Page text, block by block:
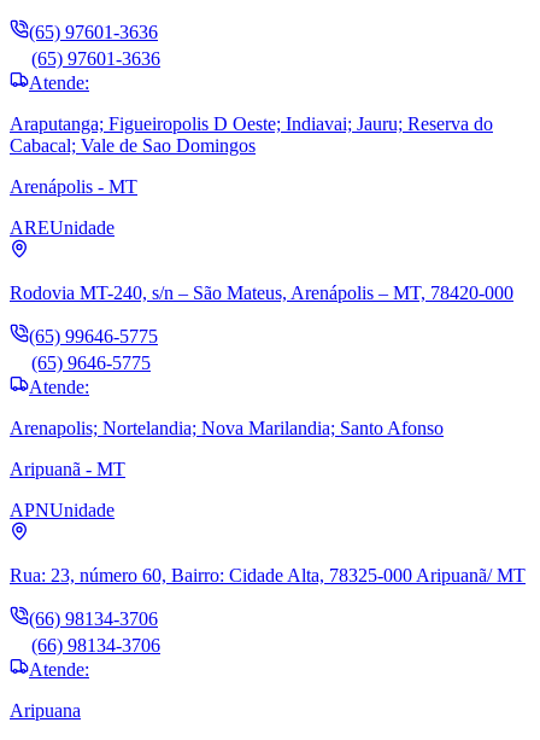
(65) 97601-3636
(65) 97601-3636
Atende:
Araputanga; Figueiropolis D Oeste; Indiavai; Jauru; Reserva do
Cabacal; Vale de Sao Domingos
Arenápolis - MT
AREUnidade
Rodovia MT-240, s/n – São Mateus, Arenápolis – MT, 78420-000
(65) 99646-5775
(65) 9646-5775
Atende:
Arenapolis; Nortelandia; Nova Marilandia; Santo Afonso
Aripuanã - MT
APNUnidade
Rua: 23, número 60, Bairro: Cidade Alta, 78325-000 Aripuanã/ MT
(66) 98134-3706
(66) 98134-3706
Atende:
Aripuana